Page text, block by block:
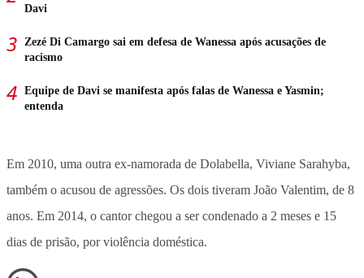
Davi
Zezé Di Camargo sai em defesa de Wanessa após acusações de
racismo
Equipe de Davi se manifesta após falas de Wanessa e Yasmin;
entenda
Em 2010, uma outra ex-namorada de Dolabella, Viviane Sarahyba,
também o acusou de agressões. Os dois tiveram João Valentim, de 8
anos. Em 2014, o cantor chegou a ser condenado a 2 meses e 15
dias de prisão, por violência doméstica.